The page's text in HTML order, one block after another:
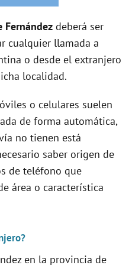
o
Fernández deberá ser
cualquier llamada a
o desde el extranjero
localidad.
o celulares suelen
de forma automática,
no tienen está
saber origen de
de teléfono que
área o característica
en la provincia de